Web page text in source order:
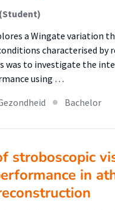
a Wingate variation
characterised
was to investigate the
using …
Bachelor
stroboscopic
in